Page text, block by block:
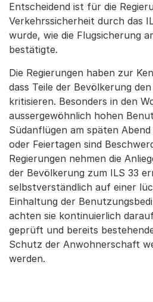
Entscheidend ist für die
Verkehrssicherheit durch das
wurde, wie die Flugsicherung
bestätigte.
Die Regierungen haben zur
dass Teile der Bevölkerung
kritisieren. Besonders in den
aussergewöhnlich hohen
Südanflügen am späten
oder Feiertagen sind
Regierungen nehmen die
der Bevölkerung zum ILS 33
selbstverständlich auf einer
Einhaltung der
achten sie kontinuierlich
geprüft und bereits
Schutz der Anwohnerschaft
werden.